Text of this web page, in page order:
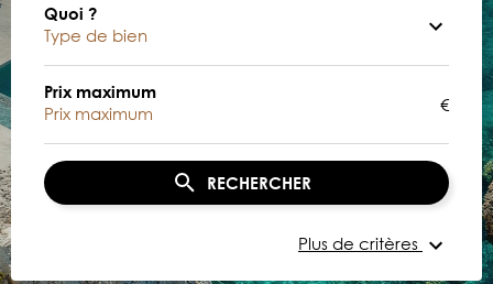
Quoi ?
Prix maximum
€
RECHERCHER
Plus de critères